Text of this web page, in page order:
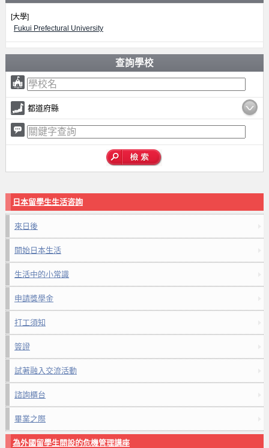
[大學]
Fukui Prefectural University
查詢學校
都道府縣
日本留學生生活咨詢
來日後
開始日本生活
生活中的小常識
申請獎學金
打工須知
簽證
試著融入交流活動
諮詢櫃台
畢業之際
為外國留學生開設的危機管理講座